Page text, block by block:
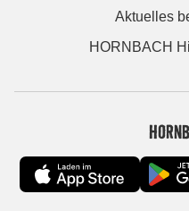
Aktuelles
HORNBACH